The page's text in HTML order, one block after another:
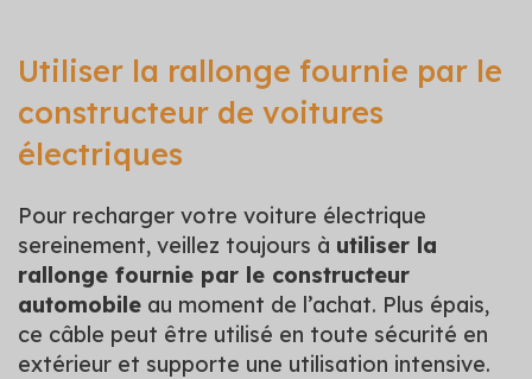
Utiliser la rallonge fournie par le
constructeur de voitures
électriques
Pour recharger votre voiture électrique
sereinement, veillez toujours à utiliser la
rallonge fournie par le constructeur
automobile au moment de l’achat. Plus épais,
ce câble peut être utilisé en toute sécurité en
extérieur et supporte une utilisation intensive.